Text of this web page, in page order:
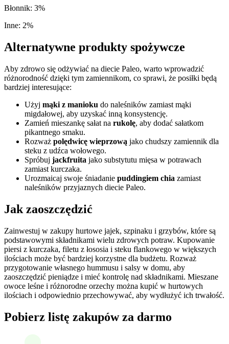
Błonnik: 3%
Inne: 2%
Alternatywne produkty spożywcze
Aby zdrowo się odżywiać na diecie Paleo, warto wprowadzić
różnorodność dzięki tym zamiennikom, co sprawi, że posiłki będą
bardziej interesujące:
Użyj mąki z manioku do naleśników zamiast mąki
migdałowej, aby uzyskać inną konsystencję.
Zamień mieszankę sałat na rukolę, aby dodać sałatkom
pikantnego smaku.
Rozważ polędwicę wieprzową jako chudszy zamiennik dla
steku z udźca wołowego.
Spróbuj jackfruita jako substytutu mięsa w potrawach
zamiast kurczaka.
Urozmaicaj swoje śniadanie puddingiem chia zamiast
naleśników przyjaznych diecie Paleo.
Jak zaoszczędzić
Zainwestuj w zakupy hurtowe jajek, szpinaku i grzybów, które są
podstawowymi składnikami wielu zdrowych potraw. Kupowanie
piersi z kurczaka, filetu z łososia i steku flankowego w większych
ilościach może być bardziej korzystne dla budżetu. Rozważ
przygotowanie własnego hummusu i salsy w domu, aby
zaoszczędzić pieniądze i mieć kontrolę nad składnikami. Mieszane
owoce leśne i różnorodne orzechy można kupić w hurtowych
ilościach i odpowiednio przechowywać, aby wydłużyć ich trwałość.
Pobierz listę zakupów za darmo